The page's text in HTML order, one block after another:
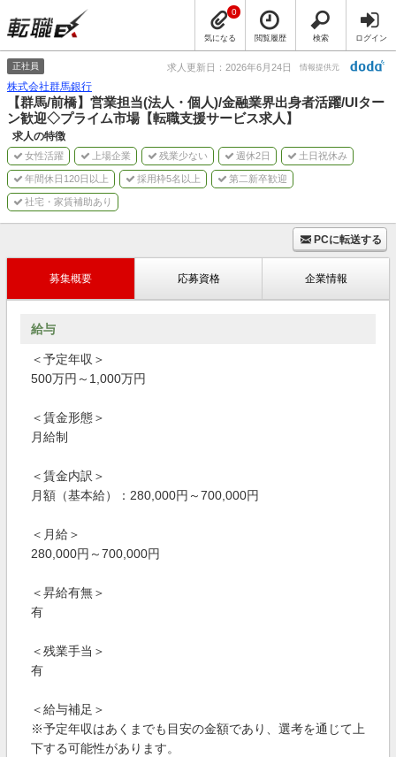
気になる
0
閲覧履歴 検索 ログイン
正社員 求人更新日：2026年6月24日 情報提供元
株式会社群馬銀行
【群馬/前橋】営業担当(法人・個人)/金融業界出身者活躍/UIター
ン歓迎◇プライム市場【転職支援サービス求人】
求人の特徴
女性活躍 上場企業 残業少ない 週休2日 土日祝休み
年間休日120日以上 採用枠5名以上 第二新卒歓迎
社宅・家賃補助あり
PCに転送する
募集概要 応募資格 企業情報
給与
＜予定年収＞
500万円～1,000万円
＜賃金形態＞
月給制
＜賃金内訳＞
月額（基本給）：280,000円～700,000円
＜月給＞
280,000円～700,000円
＜昇給有無＞
有
＜残業手当＞
有
＜給与補足＞
※予定年収はあくまでも目安の金額であり、選考を通じて上
下する可能性があります。